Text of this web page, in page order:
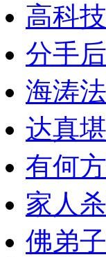
高科
分手
海涛
达真
有何
家人
佛弟